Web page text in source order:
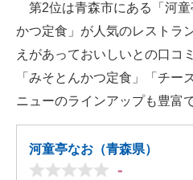
第2位は青森市にある「河童
かつ定食」が人気のレストラ
えがあっておいしいとの口コ
「みそとんかつ定食」「チー
ニューのラインアップも豊富で
河童亭なお（青森県）
-